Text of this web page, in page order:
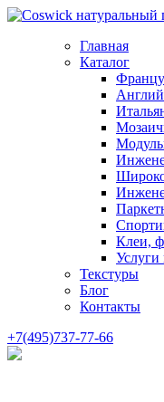
Главная
Каталог
Клеи,
Услуги
Текстуры
Блог
Контакты
+7(495)737-77-66